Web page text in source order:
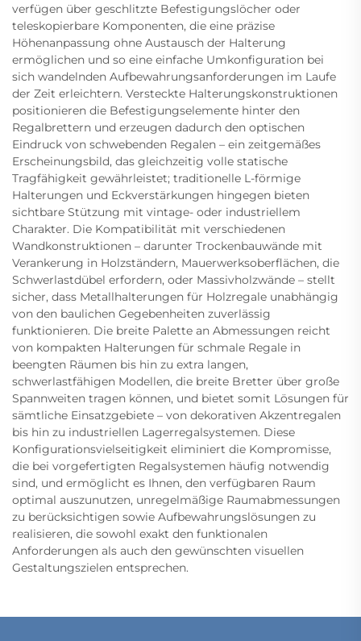
verfügen über geschlitzte Befestigungslöcher oder
teleskopierbare Komponenten, die eine präzise
Höhenanpassung ohne Austausch der Halterung
ermöglichen und so eine einfache Umkonfiguration bei
sich wandelnden Aufbewahrungsanforderungen im Laufe
der Zeit erleichtern. Versteckte Halterungskonstruktionen
positionieren die Befestigungselemente hinter den
Regalbrettern und erzeugen dadurch den optischen
Eindruck von schwebenden Regalen – ein zeitgemäßes
Erscheinungsbild, das gleichzeitig volle statische
Tragfähigkeit gewährleistet; traditionelle L-förmige
Halterungen und Eckverstärkungen hingegen bieten
sichtbare Stützung mit vintage- oder industriellem
Charakter. Die Kompatibilität mit verschiedenen
Wandkonstruktionen – darunter Trockenbauwände mit
Verankerung in Holzständern, Mauerwerksoberflächen, die
Schwerlastdübel erfordern, oder Massivholzwände – stellt
sicher, dass Metallhalterungen für Holzregale unabhängig
von den baulichen Gegebenheiten zuverlässig
funktionieren. Die breite Palette an Abmessungen reicht
von kompakten Halterungen für schmale Regale in
beengten Räumen bis hin zu extra langen,
schwerlastfähigen Modellen, die breite Bretter über große
Spannweiten tragen können, und bietet somit Lösungen für
sämtliche Einsatzgebiete – von dekorativen Akzentregalen
bis hin zu industriellen Lagerregalsystemen. Diese
Konfigurationsvielseitigkeit eliminiert die Kompromisse,
die bei vorgefertigten Regalsystemen häufig notwendig
sind, und ermöglicht es Ihnen, den verfügbaren Raum
optimal auszunutzen, unregelmäßige Raumabmessungen
zu berücksichtigen sowie Aufbewahrungslösungen zu
realisieren, die sowohl exakt den funktionalen
Anforderungen als auch den gewünschten visuellen
Gestaltungszielen entsprechen.